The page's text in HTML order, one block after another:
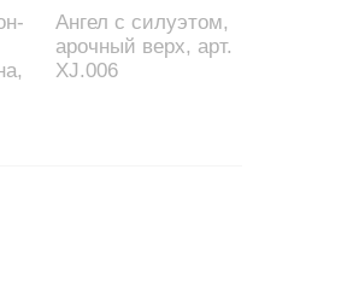
Ангел с силуэтом,
арочный верх, арт.
XJ.006